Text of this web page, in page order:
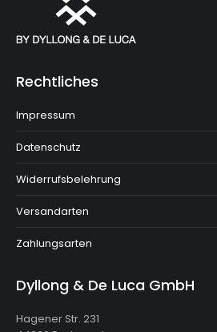
Rechtliches
Impressum
Datenschutz
Widerrufsbelehrung
Versandarten
Zahlungsarten
Dyllong & De Luca GmbH
Hagener Str. 231